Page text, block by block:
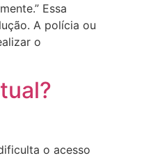
Essa
A polícia ou
o
o acesso